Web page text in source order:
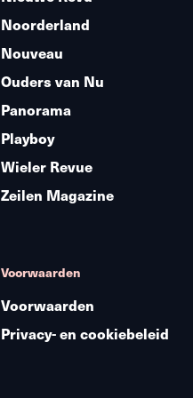
Noorderland
Nouveau
Ouders van Nu
Panorama
Playboy
Wieler Revue
Zeilen Magazine
Voorwaarden
Voorwaarden
Privacy- en cookiebeleid